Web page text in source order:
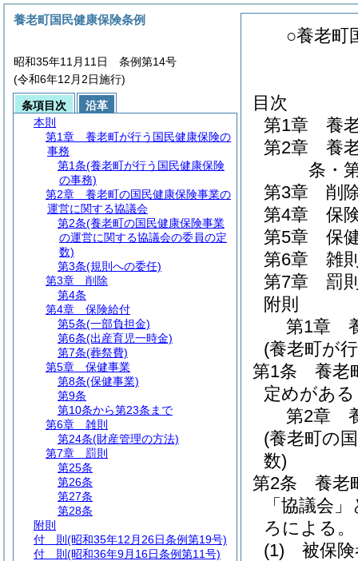
○養老町
目次
第1章
養
第2章
養
条・
第3章
削
第4章
保
第5章
保
第6章
雑
第7章
罰
附則
第1章
(養老町が
第1条
養老
定めがあ
第2章
(養老町の
数)
第2条
養老
「協議会
ろによる。
(1)
被保
養老町国民健康保険条例
昭和35年11月11日 条例第14号
(令和6年12月2日施行)
条項目次
沿革
本則
第1章
養老町が行う国民健康保険の
事務
第1条(養老町が行う国民健康保険
の事務)
第2章
養老町の国民健康保険事業の
運営に関する協議会
第2条(養老町の国民健康保険事業
の運営に関する協議会の委員の定
数)
第3条(規則への委任)
第3章
削除
第4条
第4章
保険給付
第5条(一部負担金)
第6条(出産育児一時金)
第7条(葬祭費)
第5章
保健事業
第8条(保健事業)
第9条
第10条から第23条まで
第6章
雑則
第24条(財産管理の方法)
第7章
罰則
第25条
第26条
第27条
第28条
附則
付 則 (昭和35年12月26日条例第19号)
付 則 (昭和36年9月16日条例第11号)